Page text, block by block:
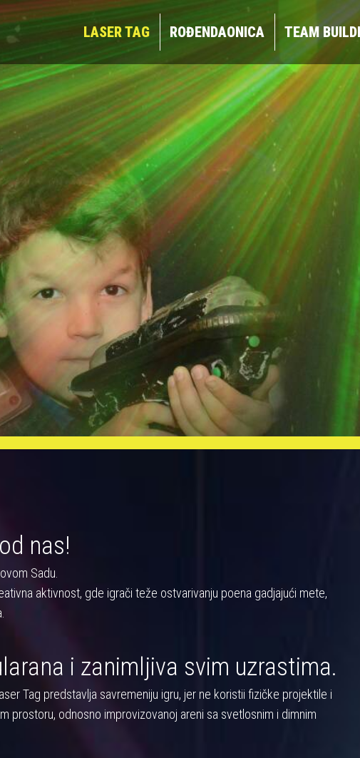
LASER TAG ROĐENDAONICA TEAM
nas!
Sadu.
aktivnost, gde igrači teže ostvarivanju poena gadjajući mete,
i zanimljiva svim uzrastima.
Tag predstavlja savremeniju igru, jer ne koristii fizičke projektile i
prostoru, odnosno improvizovanoj areni sa svetlosnim i dimnim
LASER TAG TEAM